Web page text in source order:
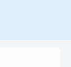
et les Etats-